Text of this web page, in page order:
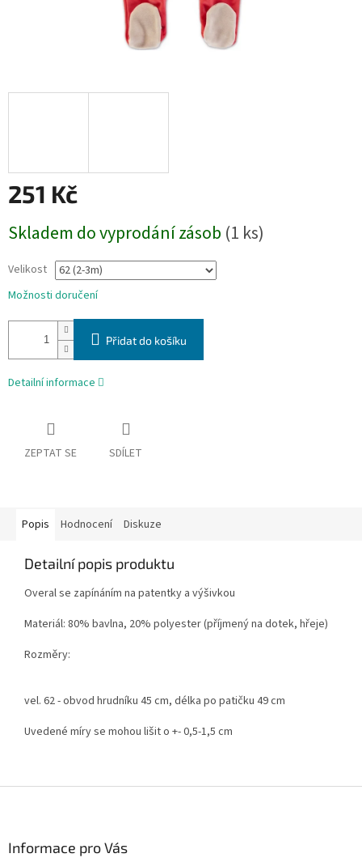
251 Kč
cena:
Skladem do vyprodání zásob (1 ks)
Velikost
Možnosti doručení
Přidat do košíku
Detailní informace
ZEPTAT SE SDÍLET
Popis Hodnocení Diskuze
Detailní popis produktu
Overal se zapínáním na patentky a výšivkou
Materiál: 80% bavlna, 20% polyester (příjmený na dotek, hřeje)
Rozměry:
vel. 62 - obvod hrudníku 45 cm, délka po patičku 49 cm
Uvedené míry se mohou lišit o +- 0,5-1,5 cm
Informace pro Vás